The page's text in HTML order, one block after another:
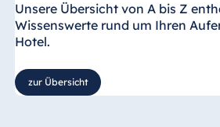
Unsere Übersicht von A bis Z
Wissenswerte rund um Ihren
Hotel.
zur Übersicht